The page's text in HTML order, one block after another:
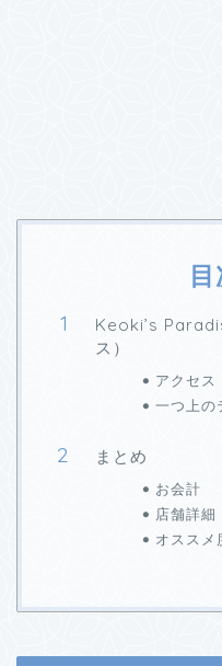
目
Keoki’s
ス）
アクセス
一つ上の
まとめ
お会計
店舗詳細
オススメ